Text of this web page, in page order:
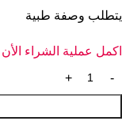
يتطلب وصفة طبية
اكمل عملية الشراء